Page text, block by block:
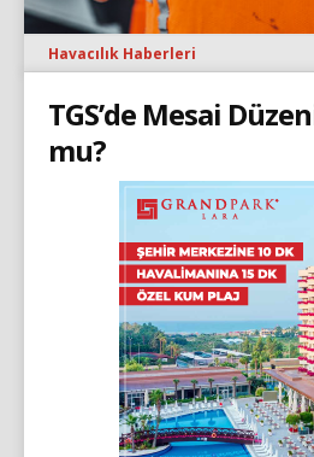
Havacılık Haberleri
TGS’de Mesai
mu?